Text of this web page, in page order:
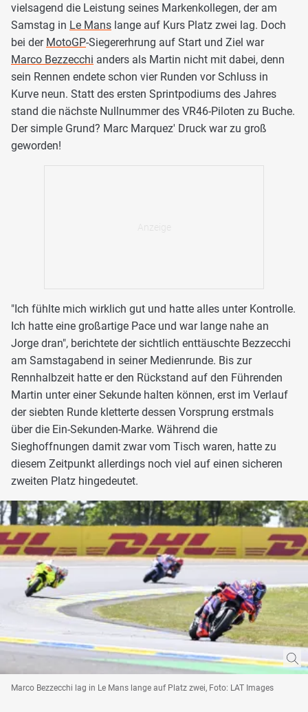
vielsagend die Leistung seines Markenkollegen, der am
Samstag in Le Mans lange auf Kurs Platz zwei lag. Doch
bei der MotoGP-Siegererhrung auf Start und Ziel war
Marco Bezzecchi anders als Martin nicht mit dabei, denn
sein Rennen endete schon vier Runden vor Schluss in
Kurve neun. Statt des ersten Sprintpodiums des Jahres
stand die nächste Nullnummer des VR46-Piloten zu Buche.
Der simple Grund? Marc Marquez' Druck war zu groß
geworden!
"Ich fühlte mich wirklich gut und hatte alles unter Kontrolle.
Ich hatte eine großartige Pace und war lange nahe an
Jorge dran", berichtete der sichtlich enttäuschte Bezzecchi
am Samstagabend in seiner Medienrunde. Bis zur
Rennhalbzeit hatte er den Rückstand auf den Führenden
Martin unter einer Sekunde halten können, erst im Verlauf
der siebten Runde kletterte dessen Vorsprung erstmals
über die Ein-Sekunden-Marke. Während die
Sieghoffnungen damit zwar vom Tisch waren, hatte zu
diesem Zeitpunkt allerdings noch viel auf einen sicheren
zweiten Platz hingedeutet.
Marco Bezzecchi lag in Le Mans lange auf Platz zwei, Foto: LAT Images